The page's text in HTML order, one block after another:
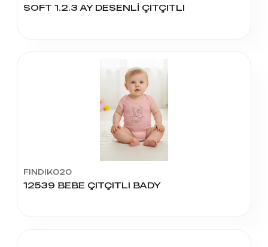
SOFT 1.2.3 AY DESENLİ ÇITÇITLI
FINDIK020
12539 BEBE ÇITÇITLI BADY